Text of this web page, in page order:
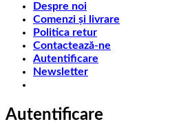
Despre noi
Comenzi și livrare
Politica retur
Contactează-ne
Autentificare
Newsletter
Autentificare